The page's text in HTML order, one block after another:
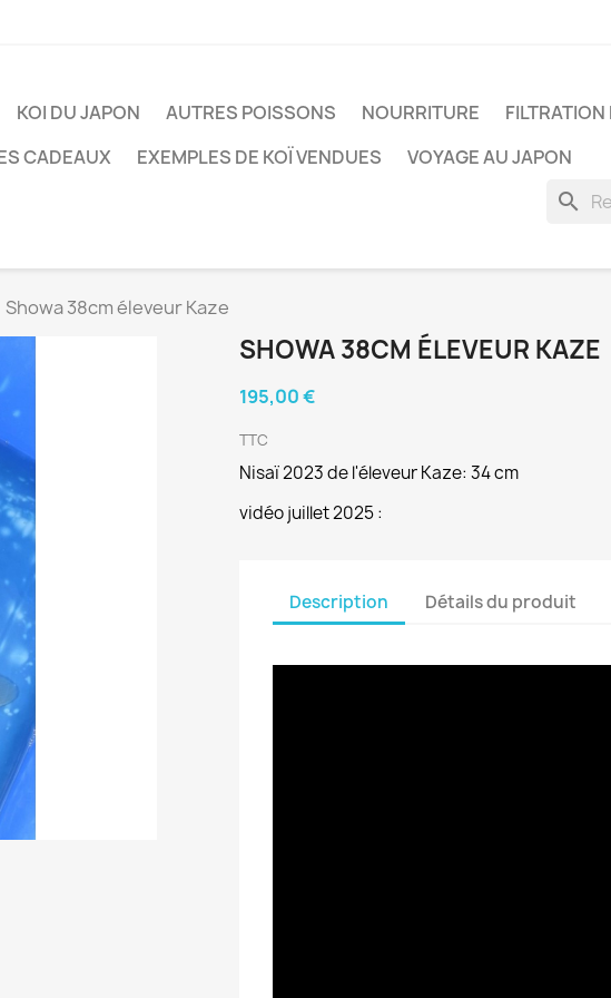
KOI DU JAPON AUTRES POISSONS NOURRITURE
CADEAUX EXEMPLES DE KOÏ VENDUES VOYAGE AU JAPON
search
Showa 38cm éleveur Kaze
SHOWA 38CM ÉLEVEUR KAZE
195,00 €
TTC
Nisaï 2023 de l'éleveur Kaze: 34 cm
vidéo juillet 2025 :
Description Détails du produit